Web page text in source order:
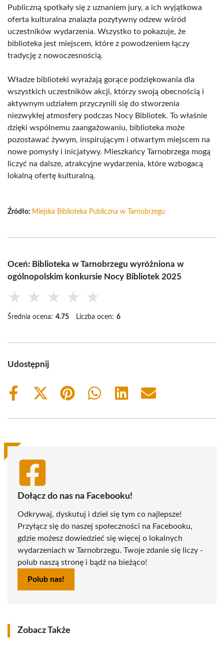
Publiczną spotkały się z uznaniem jury, a ich wyjątkowa
oferta kulturalna znalazła pozytywny odzew wśród
uczestników wydarzenia. Wszystko to pokazuje, że
biblioteka jest miejscem, które z powodzeniem łączy
tradycję z nowoczesnością.
Władze biblioteki wyrażają gorące podziękowania dla
wszystkich uczestników akcji, którzy swoją obecnością i
aktywnym udziałem przyczynili się do stworzenia
niezwykłej atmosfery podczas Nocy Bibliotek. To właśnie
dzięki wspólnemu zaangażowaniu, biblioteka może
pozostawać żywym, inspirującym i otwartym miejscem na
nowe pomysły i inicjatywy. Mieszkańcy Tarnobrzega mogą
liczyć na dalsze, atrakcyjne wydarzenia, które wzbogacą
lokalną ofertę kulturalną.
Źródło: Miejska Biblioteka Publiczna w Tarnobrzegu
Oceń: Biblioteka w Tarnobrzegu wyróżniona w
ogólnopolskim konkursie Nocy Bibliotek 2025
★ ★ ★ ★ ★
Średnia ocena: 4.75 Liczba ocen: 6
Udostępnij
Share
Share
(Twitter)
Share
Share
Share
Share
Dołącz do nas na Facebooku!
Odkrywaj, dyskutuj i dziel się tym co najlepsze!
Przyłącz się do naszej społeczności na Facebooku,
gdzie możesz dowiedzieć się więcej o lokalnych
wydarzeniach w Tarnobrzegu. Twoje zdanie się liczy -
polub naszą stronę i bądź na bieżąco!
Polub nas!
Zobacz Także